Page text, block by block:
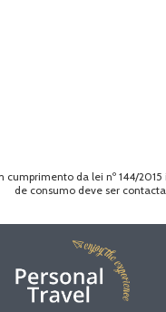
cumprimento da lei nº 144/
de consumo deve ser